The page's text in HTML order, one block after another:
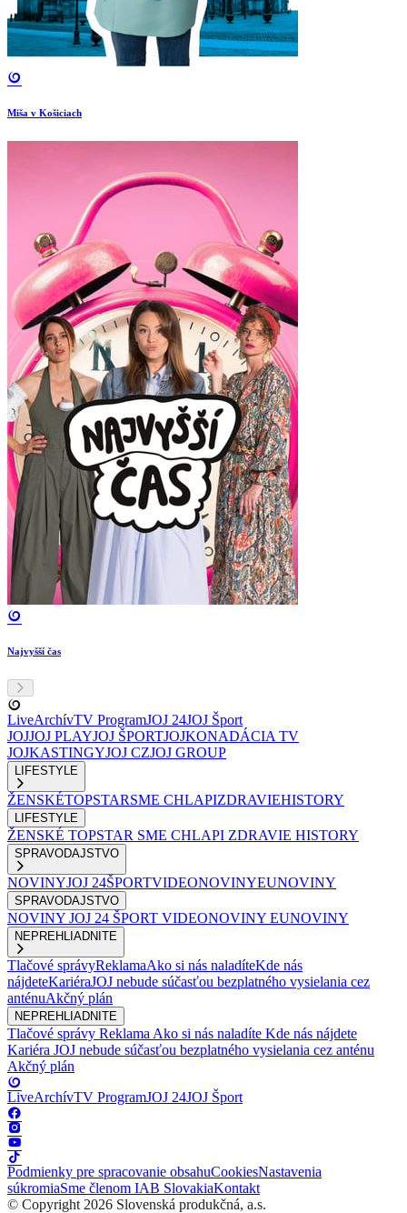
Miša v Košiciach
Najvyšší čas
LiveArchívTV ProgramJOJ 24JOJ Šport
JOJJOJ PLAYJOJ ŠPORTJOJKONADÁCIA TV
JOJKASTINGYJOJ CZJOJ GROUP
LIFESTYLE
ŽENSKÉTOPSTARSME CHLAPIZDRAVIEHISTORY
LIFESTYLE
ŽENSKÉ TOPSTAR SME CHLAPI ZDRAVIE HISTORY
SPRAVODAJSTVO
NOVINYJOJ 24ŠPORTVIDEONOVINYEUNOVINY
SPRAVODAJSTVO
NOVINY JOJ 24 ŠPORT VIDEONOVINY EUNOVINY
NEPREHLIADNITE
Tlačové správyReklamaAko si nás naladíteKde nás
nájdeteKariéraJOJ nebude súčasťou bezplatného vysielania cez
anténuAkčný plán
NEPREHLIADNITE
Tlačové správy Reklama Ako si nás naladíte Kde nás nájdete
Kariéra JOJ nebude súčasťou bezplatného vysielania cez anténu
Akčný plán
LiveArchívTV ProgramJOJ 24JOJ Šport
Podmienky pre spracovanie obsahuCookiesNastavenia
súkromiaSme členom IAB SlovakiaKontakt
© Copyright 2026 Slovenská produkčná, a.s.